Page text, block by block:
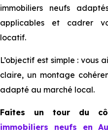
immobiliers neufs
applicables et cadrer
locatif.
L’objectif est simple : vous
claire, un montage
adapté au marché local.
Faites un tour du
immobiliers neufs en